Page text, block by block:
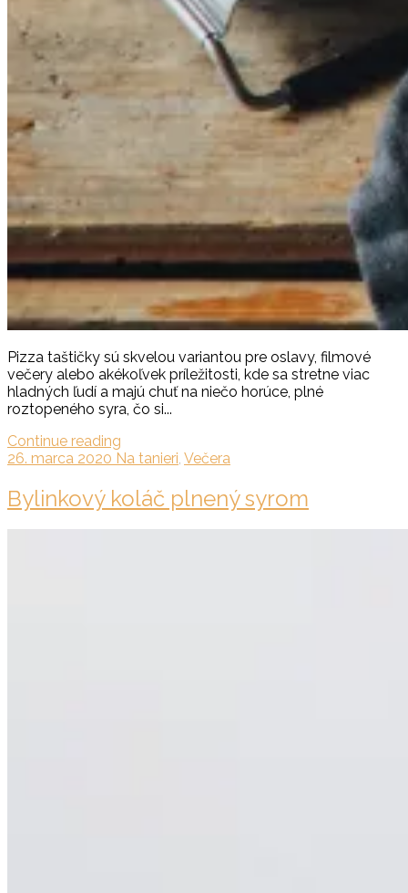
Pizza taštičky sú skvelou variantou pre oslavy, filmové
večery alebo akékoľvek príležitosti, kde sa stretne viac
hladných ľudí a majú chuť na niečo horúce, plné
roztopeného syra, čo si...
Continue reading
26. marca 2020 Na tanieri Večera
Bylinkový koláč plnený syrom